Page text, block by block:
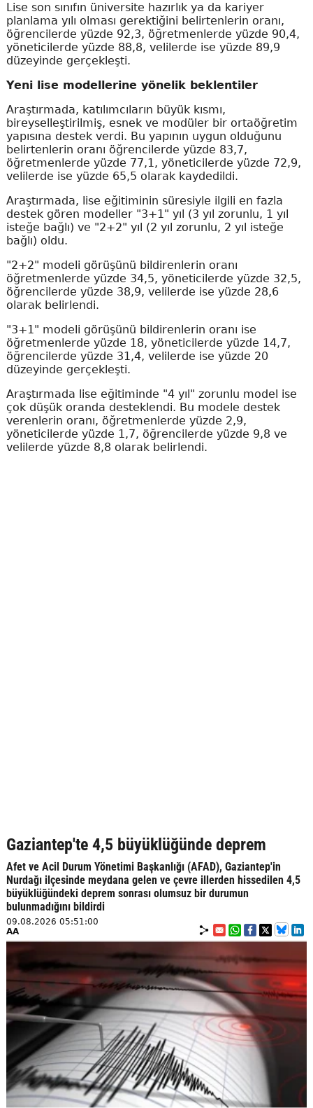
Lise son sınıfın üniversite hazırlık ya da kariyer
planlama yılı olması gerektiğini belirtenlerin oranı,
öğrencilerde yüzde 92,3, öğretmenlerde yüzde 90,4,
yöneticilerde yüzde 88,8, velilerde ise yüzde 89,9
düzeyinde gerçekleşti.
Yeni lise modellerine yönelik beklentiler
Araştırmada, katılımcıların büyük kısmı,
bireyselleştirilmiş, esnek ve modüler bir ortaöğretim
yapısına destek verdi. Bu yapının uygun olduğunu
belirtenlerin oranı öğrencilerde yüzde 83,7,
öğretmenlerde yüzde 77,1, yöneticilerde yüzde 72,9,
velilerde ise yüzde 65,5 olarak kaydedildi.
Araştırmada, lise eğitiminin süresiyle ilgili en fazla
destek gören modeller "3+1" yıl (3 yıl zorunlu, 1 yıl
isteğe bağlı) ve "2+2" yıl (2 yıl zorunlu, 2 yıl isteğe
bağlı) oldu.
"2+2" modeli görüşünü bildirenlerin oranı
öğretmenlerde yüzde 34,5, yöneticilerde yüzde 32,5,
öğrencilerde yüzde 38,9, velilerde ise yüzde 28,6
olarak belirlendi.
"3+1" modeli görüşünü bildirenlerin oranı ise
öğretmenlerde yüzde 18, yöneticilerde yüzde 14,7,
öğrencilerde yüzde 31,4, velilerde ise yüzde 20
düzeyinde gerçekleşti.
Araştırmada lise eğitiminde "4 yıl" zorunlu model ise
çok düşük oranda desteklendi. Bu modele destek
verenlerin oranı, öğretmenlerde yüzde 2,9,
yöneticilerde yüzde 1,7, öğrencilerde yüzde 9,8 ve
velilerde yüzde 8,8 olarak belirlendi.
Gaziantep'te 4,5 büyüklüğünde deprem
Afet ve Acil Durum Yönetimi Başkanlığı (AFAD), Gaziantep'in
Nurdağı ilçesinde meydana gelen ve çevre illerden hissedilen 4,5
büyüklüğündeki deprem sonrası olumsuz bir durumun
bulunmadığını bildirdi
09.08.2026 05:51:00
AA